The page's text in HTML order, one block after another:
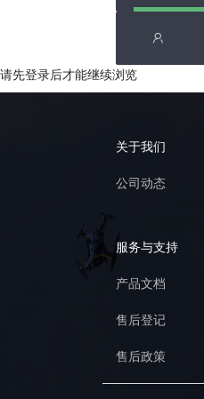
请先登录后才能继续浏览
关于我们
公司动态
服务与支持
产品文档
售后登记
售后政策